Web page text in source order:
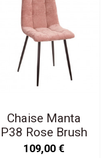
Chaise Manta
P38 Rose Brush
109,00 €